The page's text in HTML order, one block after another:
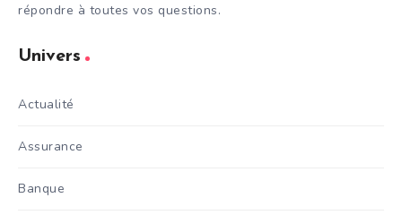
répondre à toutes vos questions.
Univers
Actualité
Assurance
Banque